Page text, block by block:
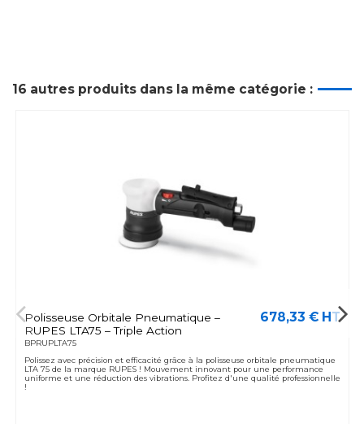
16 autres produits dans la même catégorie :
Polisseuse Orbitale Pneumatique –
RUPES LTA75 – Triple Action
BPRUPLTA75
678,33 € HT
Polissez avec précision et efficacité grâce à la polisseuse orbitale pneumatique
LTA 75 de la marque RUPES ! Mouvement innovant pour une performance
uniforme et une réduction des vibrations. Profitez d'une qualité professionnelle
!